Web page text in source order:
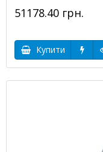
51178.40 грн.
Купити